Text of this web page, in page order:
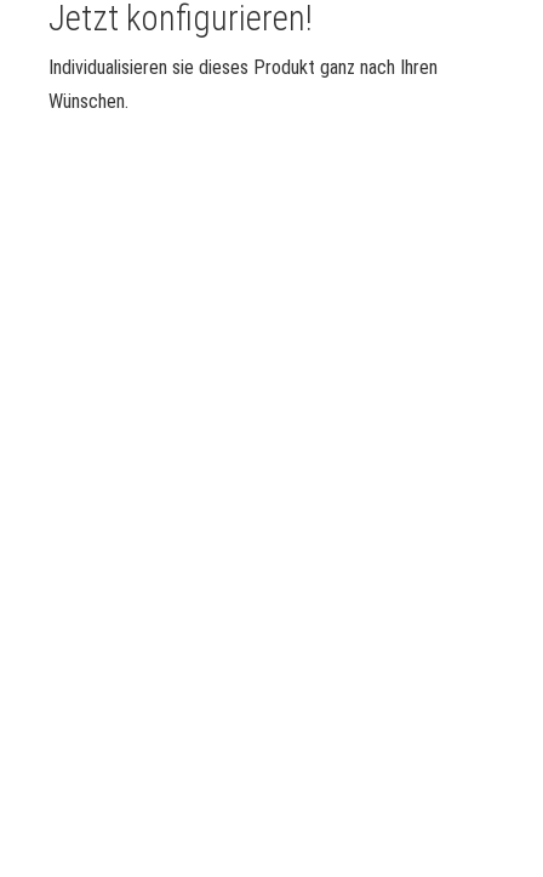
Jetzt konfigurieren!
Individualisieren sie dieses Produkt ganz nach Ihren
Wünschen.